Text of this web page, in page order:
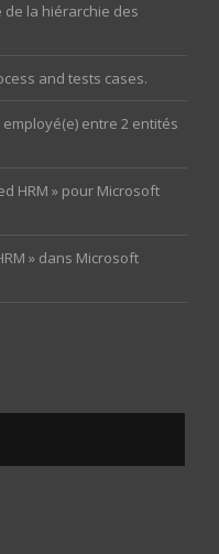
de la hiérarchie des
and tests cases.
employé(e) entre 2 entités
HRM » pour Microsoft
» dans Microsoft